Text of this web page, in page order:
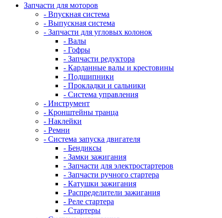
Запчасти для моторов
- Впускная система
- Выпускная система
- Запчасти для угловых колонок
- Валы
- Гофры
- Запчасти редуктора
- Карданные валы и крестовины
- Подшипники
- Прокладки и сальники
- Система управления
- Инструмент
- Кронштейны транца
- Наклейки
- Ремни
- Система запуска двигателя
- Бендиксы
- Замки зажигания
- Запчасти для электростартеров
- Запчасти ручного стартера
- Катушки зажигания
- Распределители зажигания
- Реле стартера
- Стартеры